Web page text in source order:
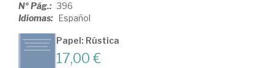
Nº Pág.: 396
Idiomas: Español
Papel: Rústica
17,00 €